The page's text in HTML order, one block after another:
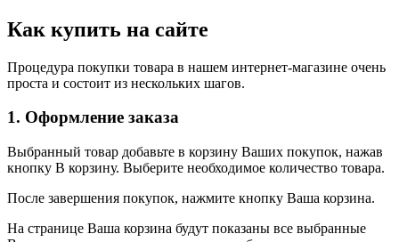
Как купить на сайте
Процедура покупки товара в нашем интернет-магазине очень
проста и состоит из нескольких шагов.
1. Оформление заказа
Выбранный товар добавьте в корзину Ваших покупок, нажав
кнопку В корзину. Выберите необходимое количество товара.
После завершения покупок, нажмите кнопку Ваша корзина.
На странице Ваша корзина будут показаны все выбранные